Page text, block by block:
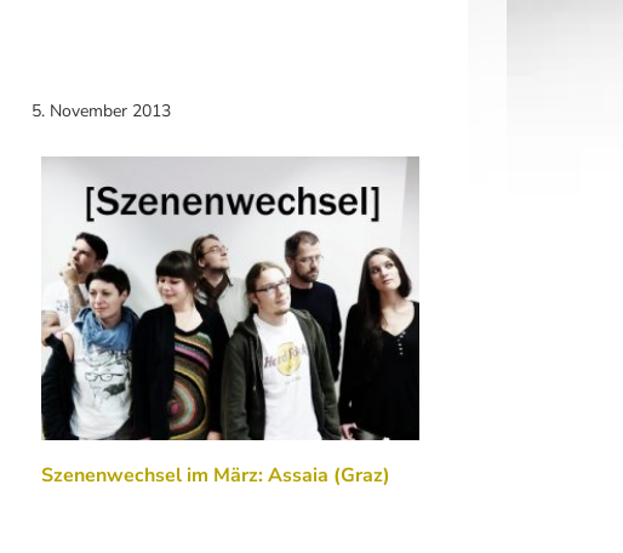
5. November 2013
Szenenwechsel im März: Assaia (Graz)